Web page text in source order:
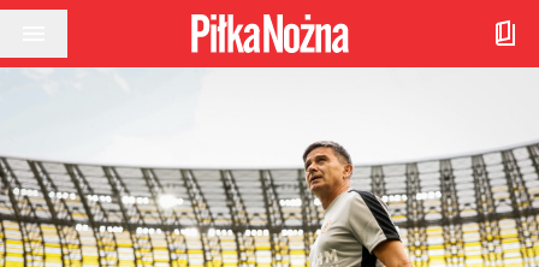
Przejdź do treści